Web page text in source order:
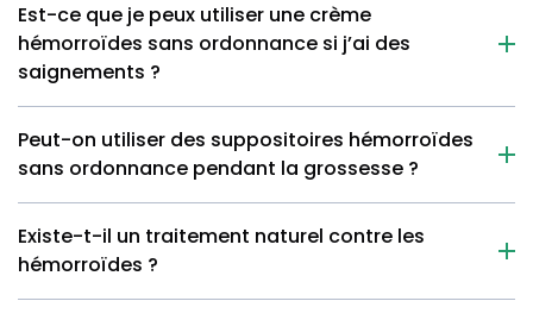
Est-ce que je peux utiliser une crème
hémorroïdes sans ordonnance si j’ai des
saignements ?
Peut-on utiliser des suppositoires hémorroïdes
sans ordonnance pendant la grossesse ?
Existe-t-il un traitement naturel contre les
hémorroïdes ?